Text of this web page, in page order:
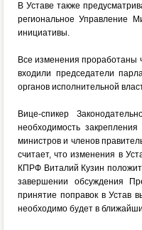
В Уставе также
региональное Управление
инициативы.
Все изменения проработаны
входили председатели
органов исполнительной
Вице-спикер
необходимость
министров и членов
считает, что изменения в
КПРФ Виталий Кузин
завершении обсуждения
принятие поправок в Устав
необходимо будет в